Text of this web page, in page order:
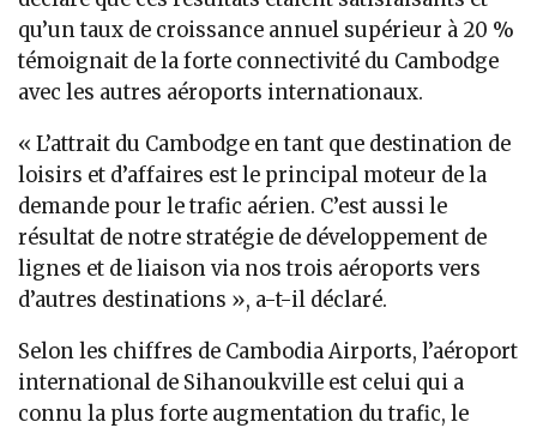
qu’un taux de croissance annuel supérieur à 20 %
témoignait de la forte connectivité du Cambodge
avec les autres aéroports internationaux.
« L’attrait du Cambodge en tant que destination de
loisirs et d’affaires est le principal moteur de la
demande pour le trafic aérien. C’est aussi le
résultat de notre stratégie de développement de
lignes et de liaison via nos trois aéroports vers
d’autres destinations », a-t-il déclaré.
Selon les chiffres de Cambodia Airports, l’aéroport
international de Sihanoukville est celui qui a
connu la plus forte augmentation du trafic, le